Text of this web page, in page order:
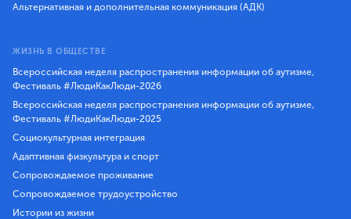
Альтернативная и дополнительная коммуникация (АДК)
ЖИЗНЬ В ОБЩЕСТВЕ
Всероссийская неделя распространения информации об аутизме,
Фестиваль #ЛюдиКакЛюди-2026
Всероссийская неделя распространения информации об аутизме,
Фестиваль #ЛюдиКакЛюди-2025
Социокультурная интеграция
Адаптивная физкультура и спорт
Сопровождаемое проживание
Сопровождаемое трудоустройство
Истории из жизни